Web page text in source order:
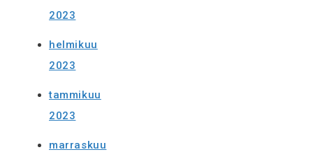
2023
helmikuu
2023
tammikuu
2023
marraskuu